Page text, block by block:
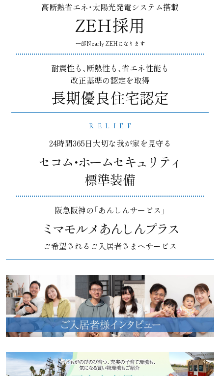
高断熱省エネ・太陽光発電システム搭載
ZEH採用
一部Nearly ZEHになります
耐震性も、断熱性も、省エネ性能も
改正基準の認定を取得
長期優良住宅認定
RELIEF
24時間365日大切な我が家を見守る
セコム・ホームセキュリティ
標準装備
阪急阪神の「あんしんサービス」
ミマモルメあんしんプラス
ご希望されるご入居者さまへサービス